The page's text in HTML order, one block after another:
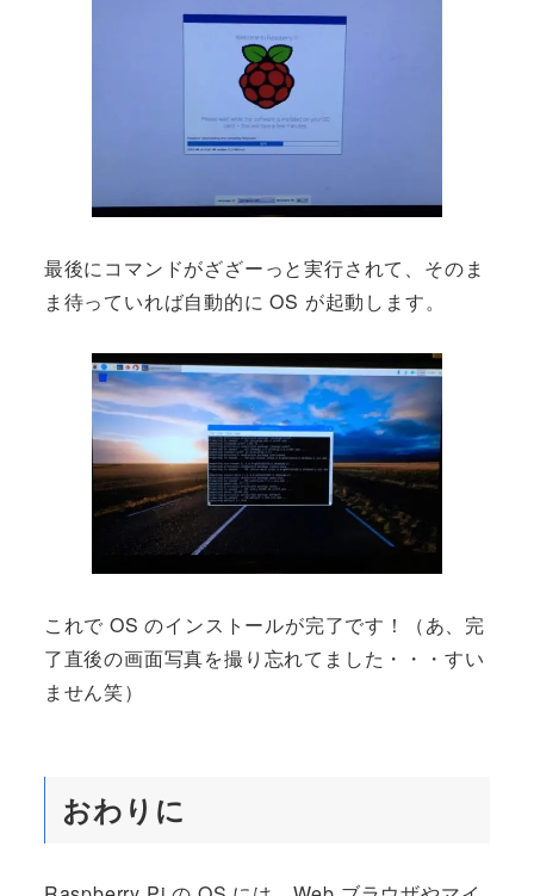
最後にコマンドがざざーっと実行されて、そのま
ま待っていれば自動的に OS が起動します。
これで OS のインストールが完了です！（あ、完
了直後の画面写真を撮り忘れてました・・・すい
ません笑）
おわりに